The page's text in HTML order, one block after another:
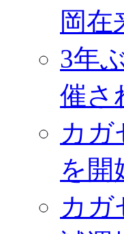
岡在
3年
催さ
カガ
を開
カガ